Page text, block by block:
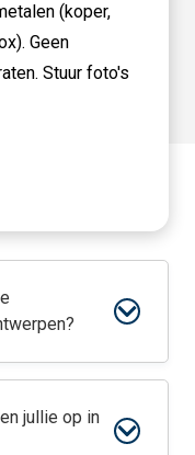
(koper,
Geen
Stuur foto's
jullie op in